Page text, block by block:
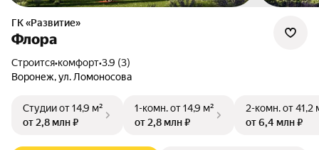
ГК «Развитие»
Флора
Строится•комфорт•3.9 (3)
Воронеж, ул. Ломоносова
Студииот 14,9 м²
от 2,8 млн ₽
1-комн.от 14,9 м²
от 2,8 млн ₽
2-комн.от 41,2
от 6,4 млн ₽